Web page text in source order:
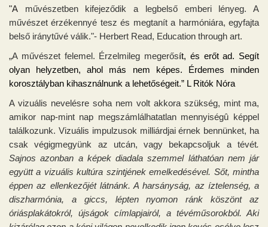
"A művészetben kifejeződik
a legbelső emberi lényeg. A
művészet érzékennyé tesz és megtanít a harmóniára, egyfajta
belső iránytűvé válik."- Herbert Read, Education through art.
„A művészet felemel. Érzelmileg megerősít, és erőt ad. Segít
olyan helyzetben, ahol más nem képes. Érdemes minden
korosztályban kihasználnunk a lehetőségeit.” L Ritók Nóra
A vizuális nevelésre soha nem volt akkora szükség, mint ma,
amikor nap-mint nap megszámlálhatatlan mennyiségû képpel
találkozunk. Vizuális impulzusok milliárdjai érnek bennünket, ha
csak végigmegyünk az utcán, vagy bekapcsoljuk a tévét.
Sajnos azonban a képek diadala szemmel láthatóan nem jár
együtt a vizuális kultúra szintjének emelkedésével. Sőt, mintha
éppen az ellenkezőjét látnánk. A harsányság, az íztelenség, a
diszharmónia, a giccs, lépten nyomon ránk köszönt az
óriásplakátokról, újságok címlapjairól, a tévéműsorokból. Aki